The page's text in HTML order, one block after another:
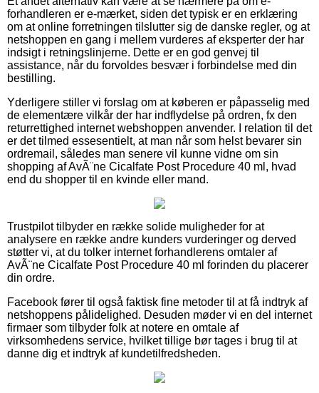
forhandleren er e-mærket, siden det typisk er en erklæring
om at online forretningen tilslutter sig de danske regler, og at
netshoppen en gang i mellem vurderes af eksperter der har
indsigt i retningslinjerne. Dette er en god genvej til
assistance, når du forvoldes besvær i forbindelse med din
bestilling.
Yderligere stiller vi forslag om at køberen er påpasselig med
de elementære vilkår der har indflydelse på ordren, fx den
returrettighed internet webshoppen anvender. I relation til det
er det tilmed essesentielt, at man når som helst bevarer sin
ordremail, således man senere vil kunne vidne om sin
shopping af AvÃ¨ne Cicalfate Post Procedure 40 ml, hvad
end du shopper til en kvinde eller mand.
Trustpilot tilbyder en række solide muligheder for at
analysere en række andre kunders vurderinger og derved
støtter vi, at du tolker internet forhandlerens omtaler af
AvÃ¨ne Cicalfate Post Procedure 40 ml forinden du placerer
din ordre.
Facebook fører til også faktisk fine metoder til at få indtryk af
netshoppens pålidelighed. Desuden møder vi en del internet
firmaer som tilbyder folk at notere en omtale af
virksomhedens service, hvilket tillige bør tages i brug til at
danne dig et indtryk af kundetilfredsheden.